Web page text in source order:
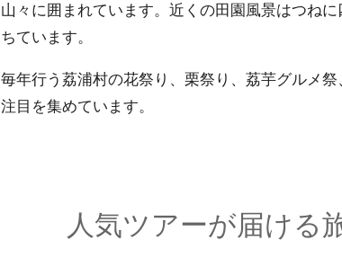
山々に囲まれています。近くの田園風景はつね
ちています。
毎年行う荔浦村の花祭り、栗祭り、荔芋グルメ
注目を集めています。
人気ツアーが届ける